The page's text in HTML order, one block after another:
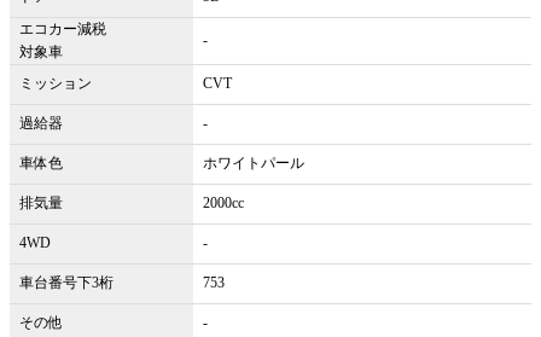
エコカー減税
対象車
-
ミッション CVT
過給器 -
車体色 ホワイトパール
排気量 2000cc
4WD -
車台番号下3桁 753
その他 -